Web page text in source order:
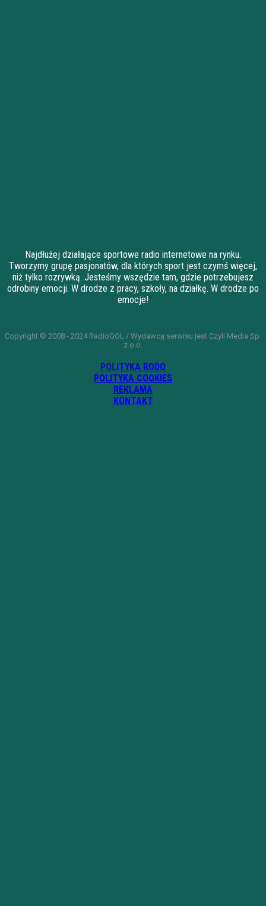
Najdłużej działające sportowe radio internetowe na rynku.
Tworzymy grupę pasjonatów, dla których sport jest czymś więcej,
niż tylko rozrywką. Jesteśmy wszędzie tam, gdzie potrzebujesz
odrobiny emocji. W drodze z pracy, szkoły, na działkę. W drodze po
emocje!
Copyright © 2008 - 2024 RadioGOL / Wydawcą serwisu jest Czyli Media Sp.
z o.o.
POLITYKA RODO
POLITYKA COOKIES
REKLAMA
KONTAKT